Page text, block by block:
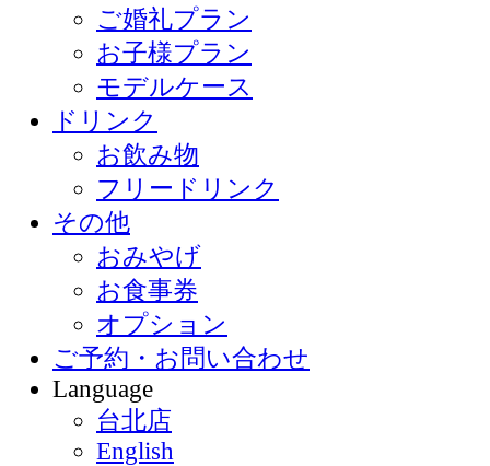
ご婚礼プラン
お子様プラン
モデルケース
ドリンク
お飲み物
フリードリンク
その他
おみやげ
お食事券
オプション
ご予約・お問い合わせ
Language
台北店
English